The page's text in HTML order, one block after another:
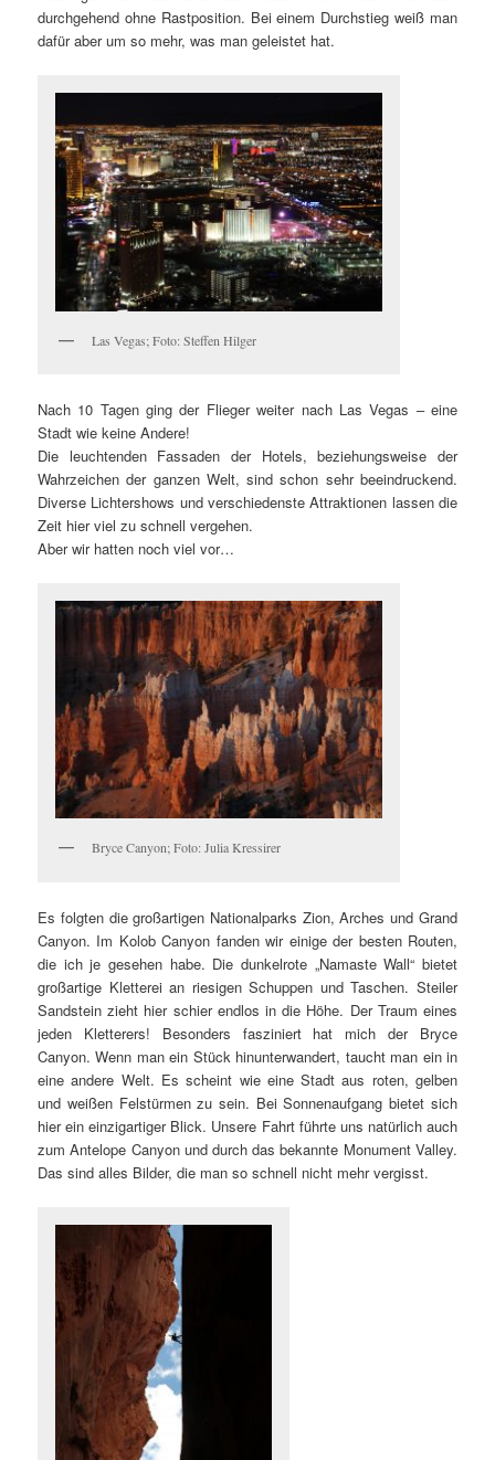
durchgehend ohne Rastposition. Bei einem Durchstieg weiß man
dafür aber um so mehr, was man geleistet hat.
Las Vegas; Foto: Steffen Hilger
Nach 10 Tagen ging der Flieger weiter nach Las Vegas – eine
Stadt wie keine Andere!
Die leuchtenden Fassaden der Hotels, beziehungsweise der
Wahrzeichen der ganzen Welt, sind schon sehr beeindruckend.
Diverse Lichtershows und verschiedenste Attraktionen lassen die
Zeit hier viel zu schnell vergehen.
Aber wir hatten noch viel vor…
Bryce Canyon; Foto: Julia Kressirer
Es folgten die großartigen Nationalparks Zion, Arches und Grand
Canyon. Im Kolob Canyon fanden wir einige der besten Routen,
die ich je gesehen habe. Die dunkelrote „Namaste Wall“ bietet
großartige Kletterei an riesigen Schuppen und Taschen. Steiler
Sandstein zieht hier schier endlos in die Höhe. Der Traum eines
jeden Kletterers! Besonders fasziniert hat mich der Bryce
Canyon. Wenn man ein Stück hinunterwandert, taucht man ein in
eine andere Welt. Es scheint wie eine Stadt aus roten, gelben
und weißen Felstürmen zu sein. Bei Sonnenaufgang bietet sich
hier ein einzigartiger Blick. Unsere Fahrt führte uns natürlich auch
zum Antelope Canyon und durch das bekannte Monument Valley.
Das sind alles Bilder, die man so schnell nicht mehr vergisst.